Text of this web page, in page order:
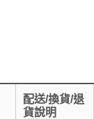
配送/換貨/退
貨說明